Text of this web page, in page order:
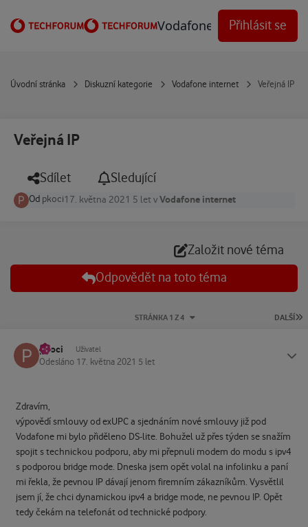
Vodafone Techforum
Přihlásit se
Úvodní stránka Diskuzní kategorie Vodafone internet Veřejná IP
Veřejná IP
Sdílet Sledující
Od pkoci17. května 2021 5 let vVodafone internet
Založit nové téma
Odpovědět na toto téma
DALŠÍ
STRÁNKA 1 Z 4
pkoci Uživatel
Odesláno 17. května 2021 5 let
Zdravím,
výpovědí smlouvy od exUPC a sjednáním nové smlouvy již pod
Vodafone mi bylo přiděleno DS-lite. Bohužel už přes týden se snažím
spojit s technickou podporu, aby mi přepnuli modem do modu s ipv4
s podporou bridge mode. Dneska jsem opět volal na infolinku a paní
mi řekla, že pevnou IP dávají jenom firemním zákazníkům. Vysvětlil
jsem jí, že chci dynamickou ipv4 a bridge mode, ne pevnou IP. Opět
tedy čekám na telefonát od technické podpory.